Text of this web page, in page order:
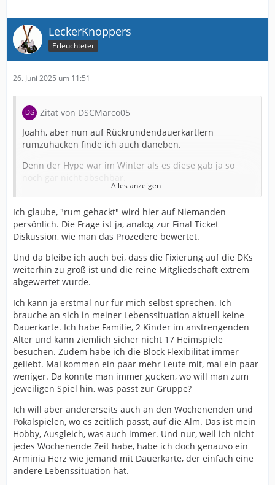
LeckerKnoppers
Erleuchteter
26. Juni 2025 um 11:51
Zitat von DSCMarco05
Joahh, aber nun auf Rückrundendauerkartlern
rumzuhacken finde ich auch daneben.
Denn der Hype war im Winter als es diese gab ja so
Von daher sollte man schon allen Fans zugestehen ihre
Karten so zu erwerben wie es halt jeder gemacht hat.
Mich stört hier im Moment dieses rumgehacke
untereinander schon ein wenig.
Denn ich finde Arminia hat es bei den DK fair gelöst. Die
Leute die eine hatten konnten ihren Platz
logischerweise behalten(verlängern) und dann konnten
Mitglieder 2 kaufen und DK Inhaber noch eine so dass
alle Gruppen 2 kaufen konnten.
Lese in den social medias aich sehr wenig davon dass
Fans da was zu meckern hatten, immer ein Zeichen
dafür dass die breite Maße wohl zufrieden war.
Ich gönne jedem seine Karte, ob seit 40 Jahren Mitglied
(DK Inhaber) oder seit 4 Monaten spielt dabei für mich
keine Rolle. Ich freue mich in erster Linie für den Verein
dass der Hype erstmal anhält und bete jetzt schon zu
höheren Mächten dass die aktuellen Verantwortlichen
damit wissen umzugehen und nicht wieder alles
versenken wie in der historie eigentlich immer passiert.
Alles anzeigen
Ich glaube, "rum gehackt" wird hier auf Niemanden
persönlich. Die Frage ist ja, analog zur Final Ticket
Diskussion, wie man das Prozedere bewertet.
Und da bleibe ich auch bei, dass die Fixierung auf die DKs
weiterhin zu groß ist und die reine Mitgliedschaft extrem
abgewertet wurde.
Ich kann ja erstmal nur für mich selbst sprechen. Ich
brauche an sich in meiner Lebenssituation aktuell keine
Dauerkarte. Ich habe Familie, 2 Kinder im anstrengenden
Alter und kann ziemlich sicher nicht 17 Heimspiele
besuchen. Zudem habe ich die Block Flexibilität immer
geliebt. Mal kommen ein paar mehr Leute mit, mal ein paar
weniger. Da konnte man immer gucken, wo will man zum
jeweiligen Spiel hin, was passt zur Gruppe?
Ich will aber andererseits auch an den Wochenenden und
Pokalspielen, wo es zeitlich passt, auf die Alm. Das ist mein
Hobby, Ausgleich, was auch immer. Und nur, weil ich nicht
jedes Wochenende Zeit habe, habe ich doch genauso ein
Arminia Herz wie jemand mit Dauerkarte, der einfach eine
andere Lebenssituation hat.